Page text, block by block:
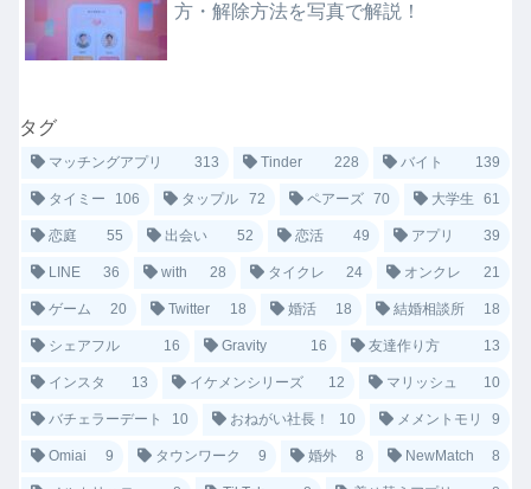
方・解除方法を写真で解説！
タグ
マッチングアプリ 313 Tinder 228 バイト 139
タイミー 106 タップル 72 ペアーズ 70 大学生 61
恋庭 55 出会い 52 恋活 49 アプリ 39
LINE 36 with 28 タイクレ 24 オンクレ 21
ゲーム 20 Twitter 18 婚活 18 結婚相談所 18
シェアフル 16 Gravity 16 友達作り方 13
インスタ 13 イケメンシリーズ 12 マリッシュ 10
バチェラーデート 10 おねがい社長！ 10 メメントモリ 9
Omiai 9 タウンワーク 9 婚外 8 NewMatch 8